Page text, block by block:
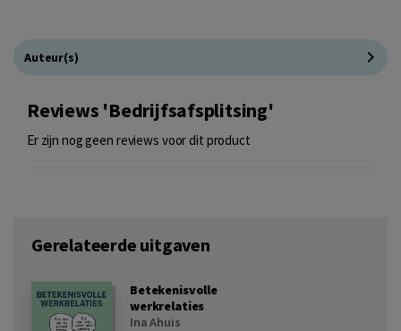
Auteur(s)
Reviews 'Bedrijfsafsplitsing'
Er zijn nog geen reviews voor dit product
Gerelateerde uitgaven
Betekenisvolle
werkrelaties
Ina Ahuis